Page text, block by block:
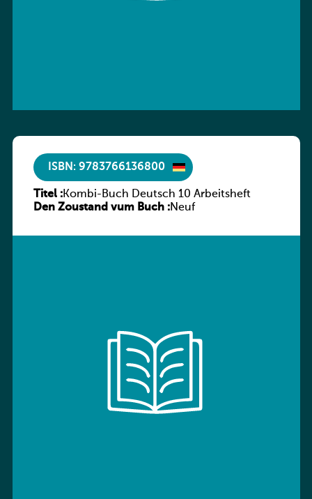
ISBN: 9783766136800
Titel :Kombi-Buch Deutsch 10 Arbeitsheft
Den Zoustand vum Buch :Neuf